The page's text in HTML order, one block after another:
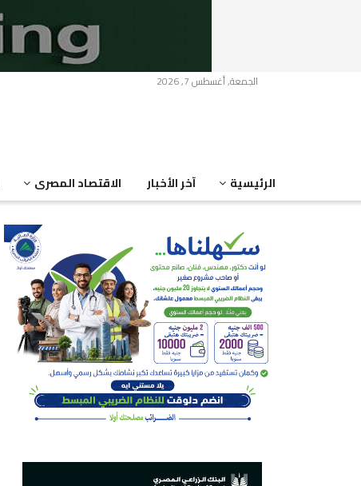
الجمعة, أغسطس 7, 2026
الرئيسية آخر الأخبار الاقتصاد المصرى